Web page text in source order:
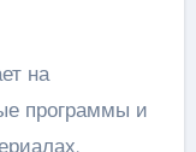
на
программы и